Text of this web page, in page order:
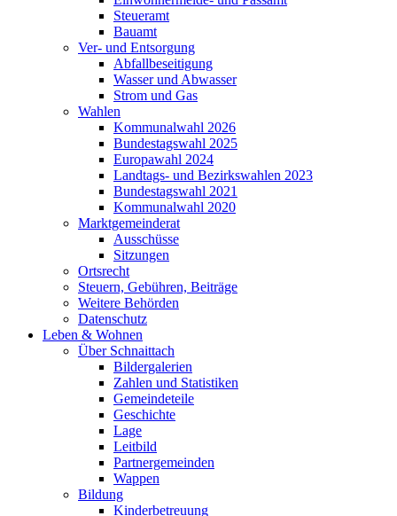
Steueramt
Bauamt
Ver- und Entsorgung
Abfallbeseitigung
Wasser und Abwasser
Strom und Gas
Wahlen
Kommunalwahl 2026
Bundestagswahl 2025
Europawahl 2024
Landtags- und Bezirkswahlen 2023
Bundestagswahl 2021
Kommunalwahl 2020
Marktgemeinderat
Ausschüsse
Sitzungen
Ortsrecht
Steuern, Gebühren, Beiträge
Weitere Behörden
Datenschutz
Leben & Wohnen
Über Schnaittach
Bildergalerien
Zahlen und Statistiken
Gemeindeteile
Geschichte
Lage
Leitbild
Partnergemeinden
Wappen
Bildung
Kinderbetreuung